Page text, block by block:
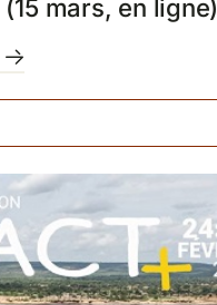
mars, en ligne)